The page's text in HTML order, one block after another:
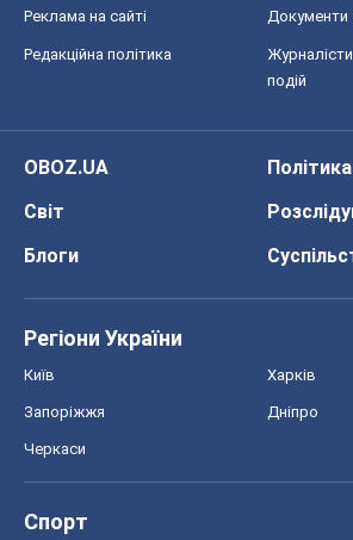
Реклама на сайті Документи
Редакційна політика
Журналісти
подій
OBOZ.UA
Політика
Світ
Блоги
Регіони України
Київ Харків
Запоріжжя Дніпро
Черкаси
Спорт